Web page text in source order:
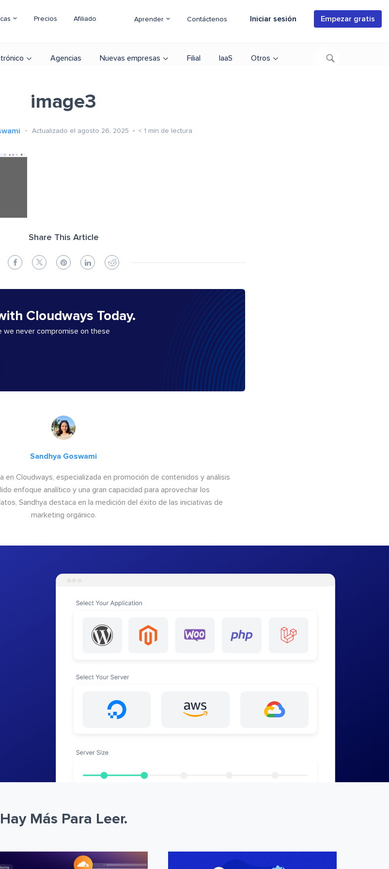
Precios Afiliado Aprender Contáctenos Iniciar sesión Empezar gratis
Agencias Nuevas empresas Filial IaaS Otros
image3
Actualizado el agosto 26, 2025 < 1 min de lectura
Share This Article
Cloudways Today.
we never compromise on these
Sandhya Goswami
en Cloudways, especializada en promoción de contenidos y análisis
enfoque analítico y una gran capacidad para aprovechar los
Sandhya destaca en la medición del éxito de las iniciativas de
marketing orgánico.
Hay Más Para Leer.